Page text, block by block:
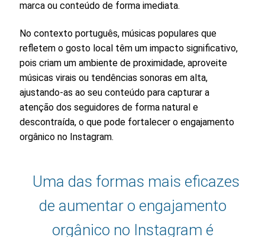
marca ou conteúdo de forma imediata.
No contexto português, músicas populares que
refletem o gosto local têm um impacto significativo,
pois criam um ambiente de proximidade, aproveite
músicas virais ou tendências sonoras em alta,
ajustando-as ao seu conteúdo para capturar a
atenção dos seguidores de forma natural e
descontraída, o que pode fortalecer o engajamento
orgânico no Instagram.
Uma das formas mais eficazes
de aumentar o engajamento
orgânico no Instagram é